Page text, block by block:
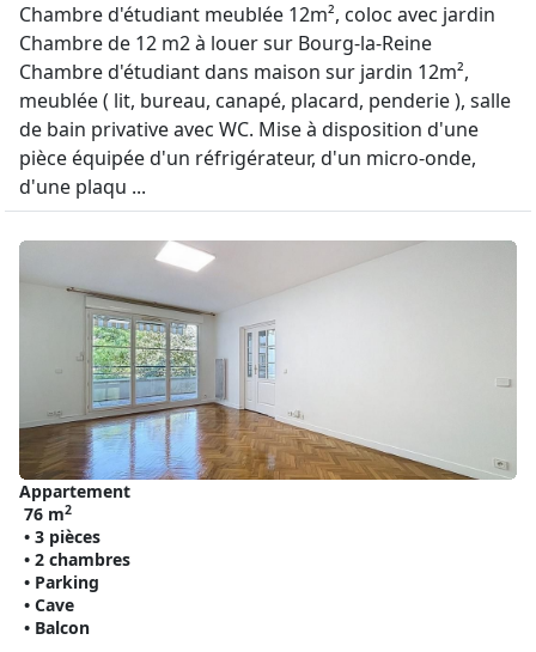
Chambre d'étudiant meublée 12m², coloc avec jardin
Chambre de 12 m2 à louer sur Bourg-la-Reine
Chambre d'étudiant dans maison sur jardin 12m²,
meublée ( lit, bureau, canapé, placard, penderie ), salle
de bain privative avec WC. Mise à disposition d'une
pièce équipée d'un réfrigérateur, d'un micro-onde,
d'une plaqu ...
Appartement
76 m2
• 3 pièces
• 2 chambres
• Parking
• Cave
• Balcon